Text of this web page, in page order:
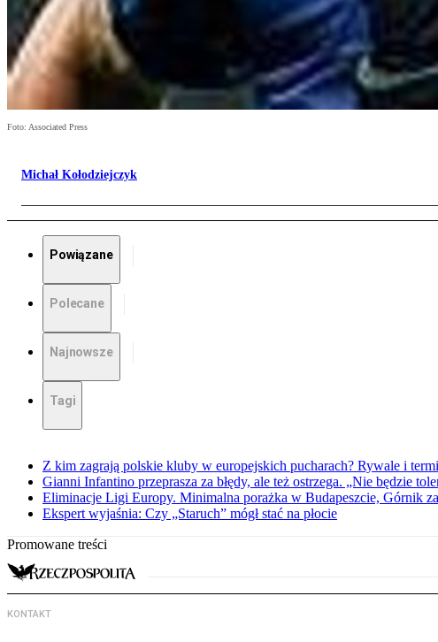
Foto: Associated Press
Michał Kołodziejczyk
Powiązane
Polecane
Najnowsze
Tagi
Z kim zagrają polskie kluby w europejskich pucharach? Rywale i
Gianni Infantino przeprasza za błędy, ale też ostrzega. „Nie będzie
Eliminacje Ligi Europy. Minimalna porażka w Budapeszcie, Górnik
Ekspert wyjaśnia: Czy „Staruch” mógł stać na płocie
Promowane treści
KONTAKT